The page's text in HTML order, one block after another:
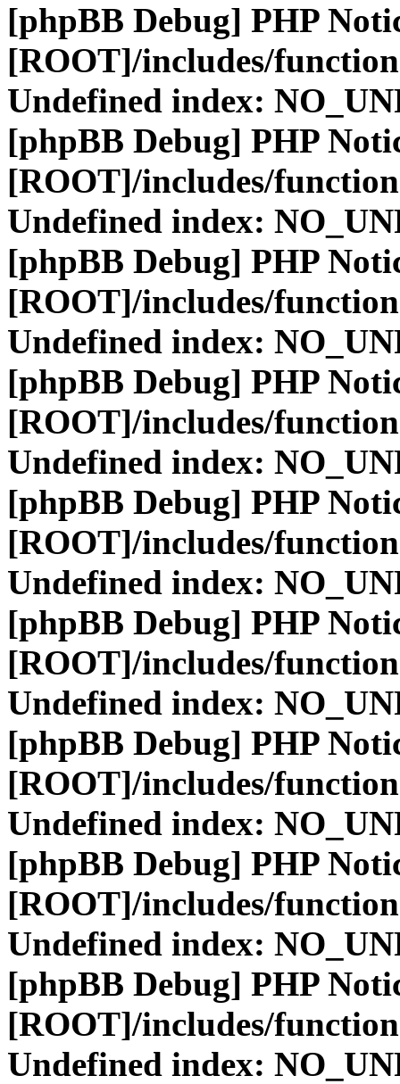
[phpBB Debug] PHP
[ROOT]/includes/
Undefined index:
[phpBB Debug] PHP
[ROOT]/includes/
Undefined index:
[phpBB Debug] PHP
[ROOT]/includes/
Undefined index:
[phpBB Debug] PHP
[ROOT]/includes/
Undefined index:
[phpBB Debug] PHP
[ROOT]/includes/
Undefined index:
[phpBB Debug] PHP
[ROOT]/includes/
Undefined index:
[phpBB Debug] PHP
[ROOT]/includes/
Undefined index:
[phpBB Debug] PHP
[ROOT]/includes/
Undefined index:
[phpBB Debug] PHP
[ROOT]/includes/
Undefined index: